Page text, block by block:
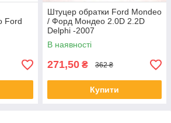
Ford
Штуцер обратки Ford Mondeo
/ Форд Мондео 2.0D 2.2D
Delphi -2007
В наявності
271,50 ₴ 362 ₴
Купити